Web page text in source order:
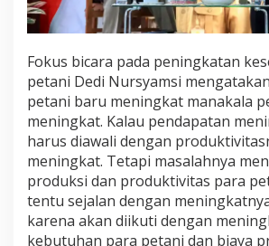
t
a
P
a
r
a
P
e
a
n
i
Fokus bicara pada peningkatan
petani Dedi Nursyamsi
petani baru meningkat manakala
meningkat. Kalau pendapatan
harus diawali dengan
meningkat. Tetapi masalahnya
produksi dan produktivitas para
tentu sejalan dengan
karena akan diikuti dengan
kebutuhan para petani dan biaya